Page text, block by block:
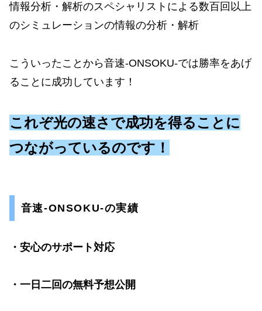
情報分析・解析のスペシャリストによる数百回以上
のシミュレーションの情報の分析・解析
こういったことから音速-ONSOKU-では勝率をあげ
ることに成功しています！
これぞ光の速さで成功を得ることに
つながっているのです！
音速-ONSOKU-の実績
・安心のサポート対応
・一日二回の無料予想公開